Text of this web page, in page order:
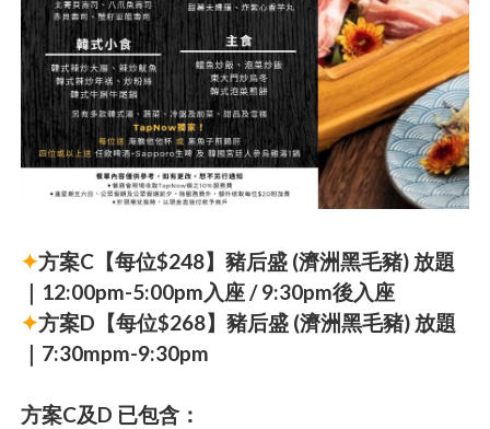
✦方案C【每位$248】豬后盛 (濟洲黑毛豬) 放題
｜12:00pm-5:00pm入座 / 9:30pm後入座
✦方案D【每位$268】豬后盛 (濟洲黑毛豬) 放題
｜7:30mpm-9:30pm
方案C及D 已包含：